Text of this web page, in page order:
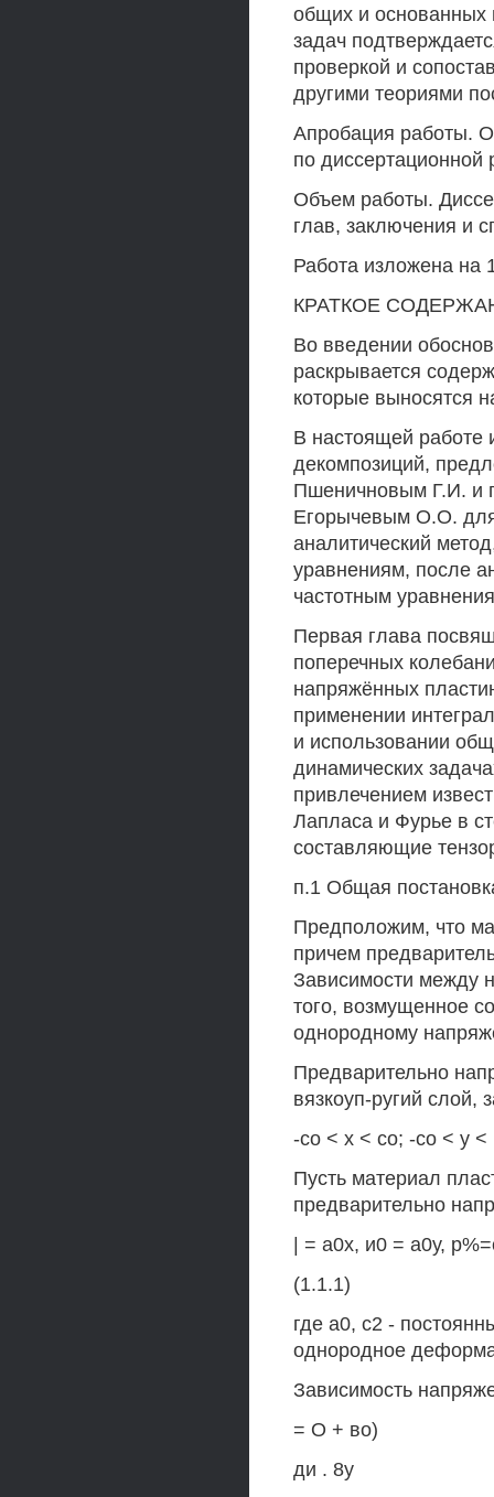
общих и основанных
задач
проверкой и
другими теориями
Апробация работы.
по диссертационной
Объем работы.
глав, заключения и
Работа изложена на
КРАТКОЕ
Во введении
раскрывается
которые выносятся
В настоящей работе
декомпозиций,
Пшеничновым Г.И. и
Егорычевым О.О. для
аналитический
уравнениям, после
частотным
Первая глава
поперечных
напряжённых
применении
и использовании
динамических
привлечением
Лапласа и Фурье в
составляющие
п.1 Общая
Предположим, что
причем
Зависимости между
того, возмущенное
однородному
Предварительно
вязкоуп-ругий слой,
-со < х < со; -со < у
Пусть материал
предварительно
| = а0х, и0 = а0у,
(1.1.1)
где а0, с2 -
однородное
Зависимость
= О + во)
ди . 8у